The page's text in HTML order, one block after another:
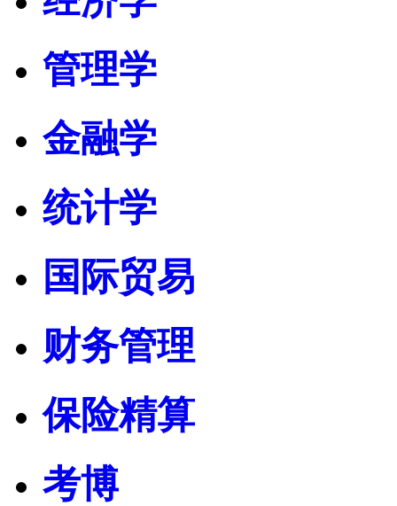
管理学
金融学
统计学
国际贸易
财务管理
保险精算
考博